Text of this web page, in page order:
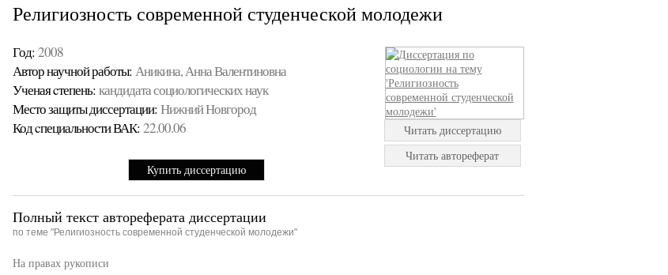
Религиозность современной студенческой молодежи
Год: 2008
Автор научной работы: Аникина, Анна Валентиновна
Ученая cтепень: кандидата социологических наук
Место защиты диссертации: Нижний Новгород
Код cпециальности ВАК: 22.00.06
Купить диссертацию
Читать диссертацию
Читать автореферат
Полный текст автореферата диссертации
по теме "Религиозность современной студенческой молодежи"
На правах рукописи